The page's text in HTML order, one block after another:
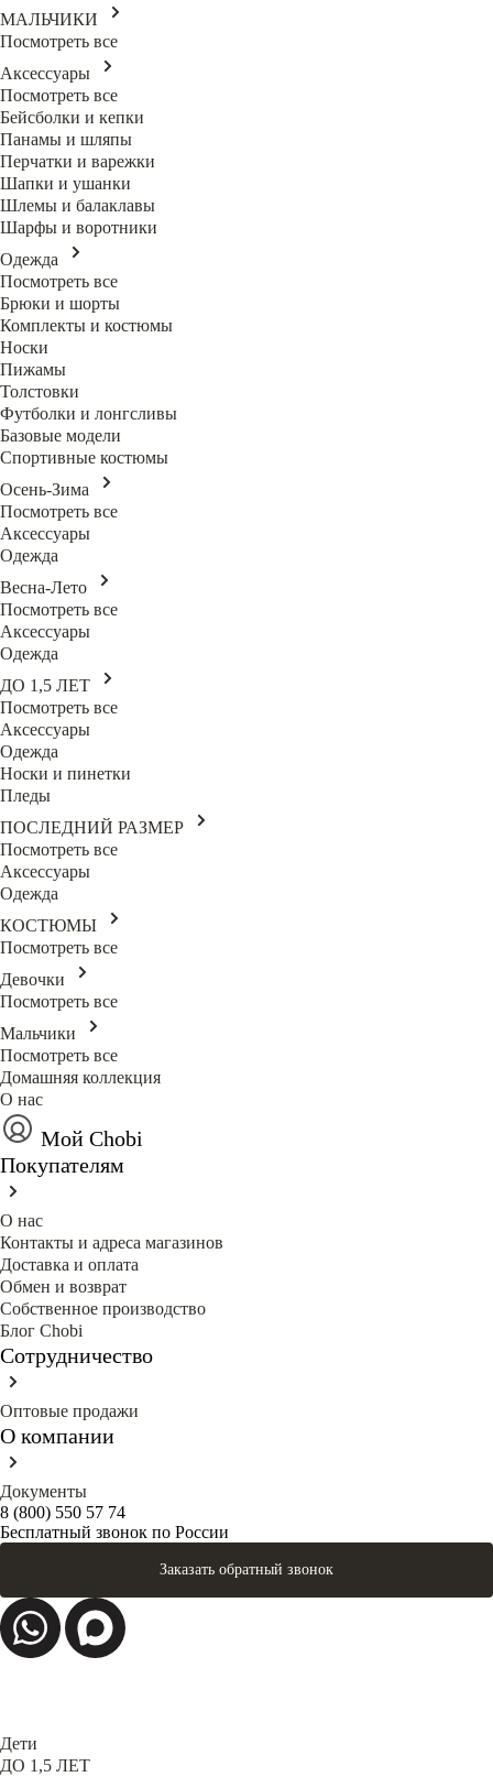
МАЛЬЧИКИ
Посмотреть все
Аксессуары
Посмотреть все
Бейсболки и кепки
Панамы и шляпы
Перчатки и варежки
Шапки и ушанки
Шлемы и балаклавы
Шарфы и воротники
Одежда
Посмотреть все
Брюки и шорты
Комплекты и костюмы
Носки
Пижамы
Толстовки
Футболки и лонгсливы
Базовые модели
Спортивные костюмы
Осень-Зима
Посмотреть все
Аксессуары
Одежда
Весна-Лето
Посмотреть все
Аксессуары
Одежда
ДО 1,5 ЛЕТ
Посмотреть все
Аксессуары
Одежда
Носки и пинетки
Пледы
ПОСЛЕДНИЙ РАЗМЕР
Посмотреть все
Аксессуары
Одежда
КОСТЮМЫ
Посмотреть все
Девочки
Посмотреть все
Мальчики
Посмотреть все
Домашняя коллекция
О нас
Мой Chobi
Покупателям
О нас
Контакты и адреса магазинов
Доставка и оплата
Обмен и возврат
Собственное производство
Блог Сhobi
Сотрудничество
Оптовые продажи
О компании
Документы
8 (800) 550 57 74
Бесплатный звонок по России
Заказать обратный звонок
Дети
ДО 1,5 ЛЕТ